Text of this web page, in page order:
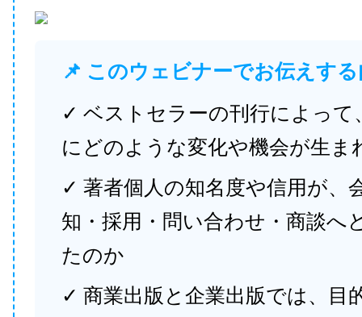
📌 このウェビナーでお伝えす
✓ ベストセラーの刊行によって
にどのような変化や機会が生ま
✓ 著者個人の知名度や信用が、
知・採用・問い合わせ・商談へ
たのか
✓ 商業出版と企業出版では、目